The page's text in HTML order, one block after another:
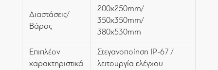
Διαστάσεις/
Βάρος
200x250mm/
350x350mm/
380x530mm
Επιπλέον
χαρακτηριστικά
Στεγανοποίηση IP-67 /
λειτουργία ελέγχου